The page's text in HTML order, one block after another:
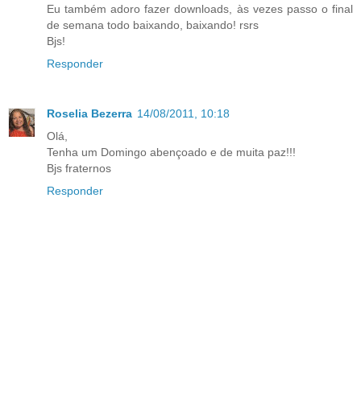
Eu também adoro fazer downloads, às vezes passo o final
de semana todo baixando, baixando! rsrs
Bjs!
Responder
Roselia Bezerra 14/08/2011, 10:18
Olá,
Tenha um Domingo abençoado e de muita paz!!!
Bjs fraternos
Responder